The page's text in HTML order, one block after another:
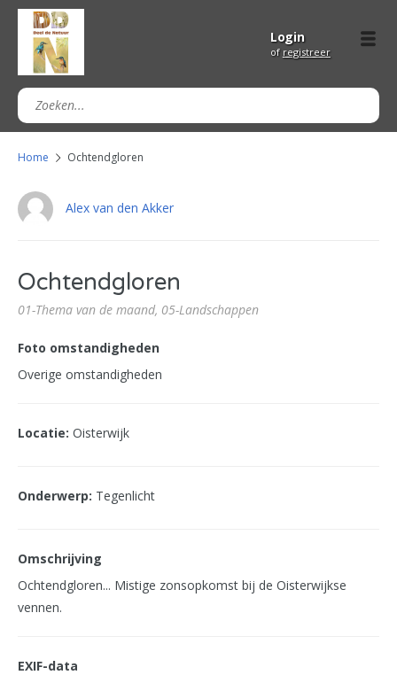
Login
of registreer
Home Ochtendgloren
Alex van den Akker
Ochtendgloren
01-Thema van de maand, 05-Landschappen
Foto omstandigheden
Overige omstandigheden
Locatie: Oisterwijk
Onderwerp: Tegenlicht
Omschrijving
Ochtendgloren... Mistige zonsopkomst bij de Oisterwijkse
vennen.
EXIF-data